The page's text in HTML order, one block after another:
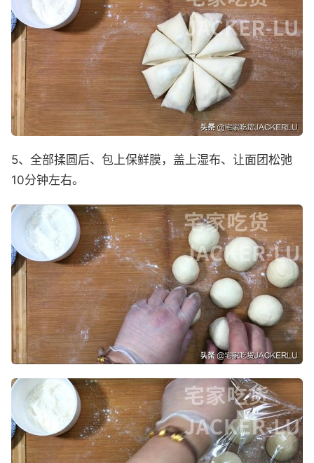
5、全部揉圆后、包上保鲜膜，盖上湿布、让面团松弛
10分钟左右。